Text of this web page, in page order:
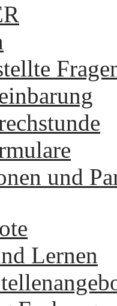
und
Lernen